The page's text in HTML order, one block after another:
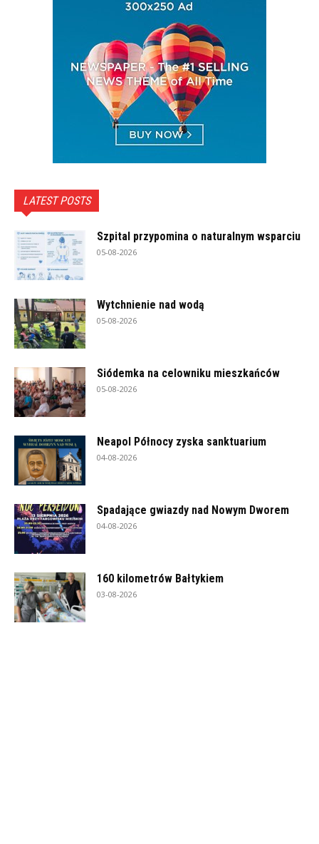
LATEST POSTS
Szpital przypomina o naturalnym wsparciu
05-08-2026
Wytchnienie nad wodą
05-08-2026
Siódemka na celowniku mieszkańców
05-08-2026
Neapol Północy zyska sanktuarium
04-08-2026
Spadające gwiazdy nad Nowym Dworem
04-08-2026
160 kilometrów Bałtykiem
03-08-2026